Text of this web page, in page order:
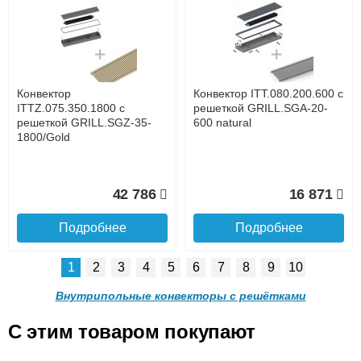
до подъезда
услуга платная
Конвектор ITTL.070.160.800
с решеткой GRILL.SGWL-
16-800 орех.
20 904
Подробнее
Конвектор ITTL.070.160.900
с решеткой GRILL.SGWL-
16-900 орех.
21 495
Конвектор
ITTL.070.160.1000 с
решеткой GRILL.SGWL-16-
Конвектор
ITTL.070.160.1100 с
решеткой GRILL.SGWL-16-
Конвектор
ITTZ.075.350.1800 с
решеткой GRILL.SGZ-35-
1800/Gold
42 786
Подробнее
Конвектор ITT.080.200.600 с
решеткой GRILL.SGA-20-
600 natural
16 871
Подробнее
1 2 3 4 5 6 7 8 9 10
Внутрипольные конвекторы с решётками
C этим товаром покупают